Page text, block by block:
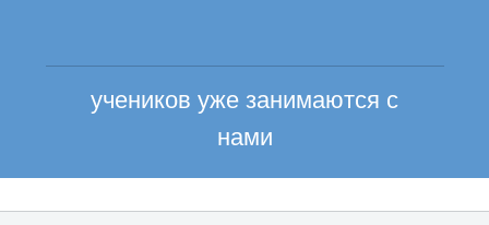
учеников уже занимаются с
нами